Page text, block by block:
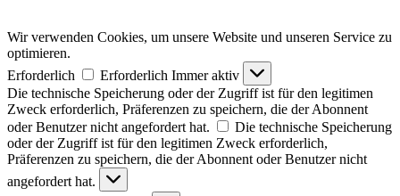
Wir verwenden Cookies, um unsere Website und unseren Service zu
optimieren.
Erforderlich
Erforderlich Immer aktiv
Die technische Speicherung oder der Zugriff ist für den legitimen
Zweck erforderlich, Präferenzen zu speichern, die der Abonnent
oder Benutzer nicht angefordert hat.
Die technische Speicherung
oder der Zugriff ist für den legitimen Zweck erforderlich,
Präferenzen zu speichern, die der Abonnent oder Benutzer nicht
angefordert hat.